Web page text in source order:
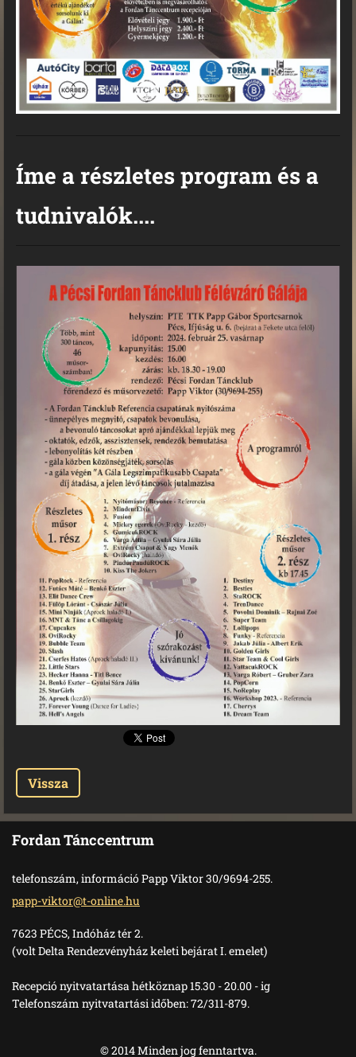
Íme a részletes program és a
tudnivalók....
Vissza
Fordan Tánccentrum
telefonszám, információ Papp Viktor 30/9694-255.
papp-viktor@t-online.hu
7623 PÉCS, Indóház tér 2.
(volt Delta Rendezvényház keleti bejárat I. emelet)
Recepció nyitvatartása hétköznap 15.30 - 20.00 - ig
Telefonszám nyitvatartási időben: 72/311-879.
© 2014 Minden jog fenntartva.